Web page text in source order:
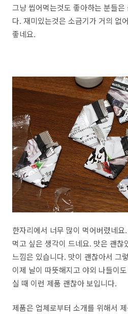
그냥 씹어먹는것도 좋아하는 분들
다. 재미있는것은 소금기가 거의 없
좋네요.
한자리에서 너무 많이 먹어버렸네
먹고 싶은 생각이 드네요. 맛은 괜찮
느낌은 있습니다. 맛이 괜찮아서 그
이제 날이 따뜻해지고 야외 나들이
실 때 이런 제품 괜찮아 보입니다.
제품은 업체로부터 소개를 위해서